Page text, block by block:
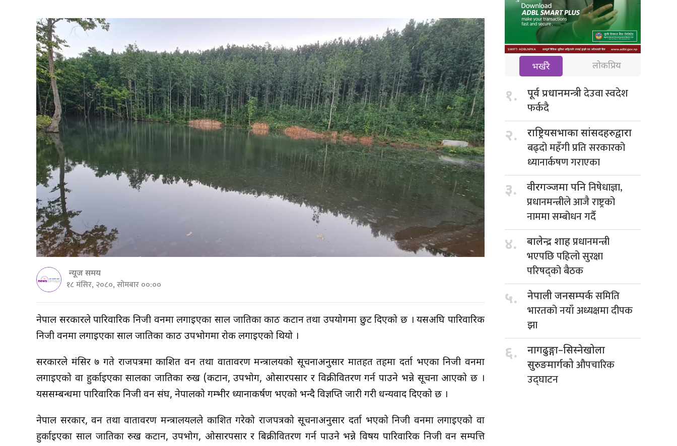
न्यूज समय
१८ मंसिर, २०८०, सोमबार ००:००
नेपाल सरकारले पारिवारिक निजी वनमा लगाइएका साल प्रजातिका काठ कटान तथा उपयोगमा छुट दिएको छ । यसअघि पारिवारिक
निजी वनमा लगाइएका साल प्रजातिका काठ उपभोगमा रोक लगाइएको थियो ।
सरकारले मंसिर ७ गते राजपत्रमा प्रकाशित वन तथा वातावरण मन्त्रालयको सूचनाअनुसार मातहत तहमा दर्ता भएका निजी वनमा
लगाइएको वा हुर्काइएका सालका प्रजातिका रुख (कटान, उपभोग, ओसारपसार र विक्रीवितरण गर्न पाउने भन्ने सूचना आएको छ ।
यससम्बन्धमा पारिवारिक निजी वन संघ, नेपालको गम्भीर ध्यानाकर्षण भएको भन्दै विज्ञप्ति जारी गरी धन्यवाद दिएको छ ।
नेपाल सरकार, वन तथा वातावरण मन्त्रालयलले प्रकाशित गरेको राजपत्रको सूचनाअनुसार दर्ता भएको निजी वनमा लगाइएको वा
हुर्काइएका साल प्रजातिका रुख कटान, उपभोग, ओसारपसार र बिक्रीवितरण गर्न पाउने भन्ने विषय पारिवारिक निजी वन सम्पत्ति
भर्खरै लोकप्रिय
१. पूर्व प्रधानमन्त्रीदेउवा स्वदेश
फर्कदै
२. राष्ट्रियसभाका सांसदहरुद्वारा
बढ्दो महँगी प्रति सरकारको
ध्यानार्कषण गराएका
३. वीरगञ्जमा पनिनिषेधाज्ञा,
प्रधानमन्त्रीले आजै राष्ट्रको
नाममा सम्बोधन गर्दै
४. बालेन्द्र शाहप्रधानमन्त्री
भएपछि पहिलो सुरक्षा
परिषद्को बैठक
५. नेपाली जनसम्पर्कसमिति
भारतको नयाँ अध्यक्षमा दीपक
झा
६.
नागढुङ्गा–सिस्नेखोला
सुरुङमार्गकोऔपचारिक
उद्घाटन